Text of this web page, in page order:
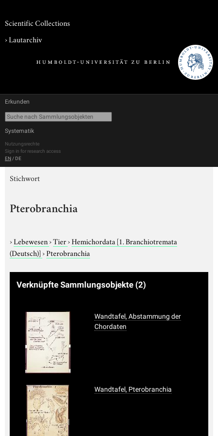
Scientific Collections
›Lautarchiv
Erkunden
Systematik
Nutzungsrechte
Sign in for research access
EN / DE
Stichwort
Pterobranchia
›Lebewesen›Tier›Hemichordata [1. Branchiotremata
(Deutsch)]›Pterobranchia
Verknüpfte Sammlungsobjekte (2)
Wandtafel, Abstammung der
Chordaten
Wandtafel, Pterobranchia